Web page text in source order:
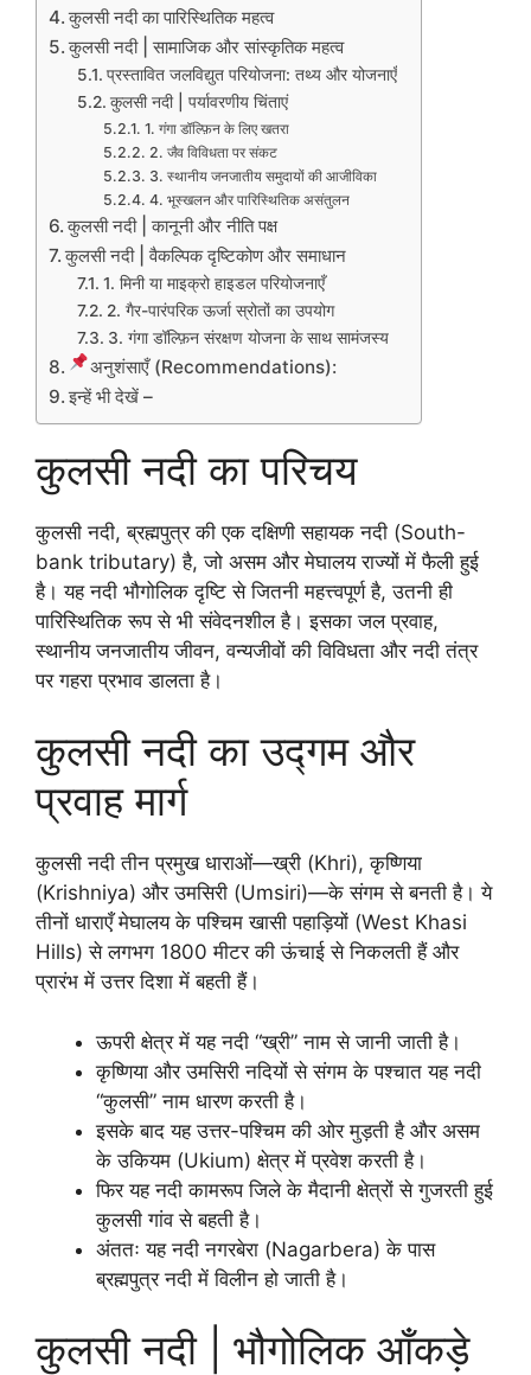
कुलसी नदी का पारिस्थितिक महत्व
कुलसी नदी | सामाजिक और सांस्कृतिक महत्व
प्रस्तावित जलविद्युत परियोजना: तथ्य और योजनाएँ
कुलसी नदी | पर्यावरणीय चिंताएं
1. गंगा डॉल्फ़िन के लिए खतरा
2. जैव विविधता पर संकट
3. स्थानीय जनजातीय समुदायों की आजीविका
4. भूस्खलन और पारिस्थितिक असंतुलन
कुलसी नदी | कानूनी और नीति पक्ष
कुलसी नदी | वैकल्पिक दृष्टिकोण और समाधान
1. मिनी या माइक्रो हाइडल परियोजनाएँ
2. गैर-पारंपरिक ऊर्जा स्रोतों का उपयोग
3. गंगा डॉल्फ़िन संरक्षण योजना के साथ सामंजस्य
अनुशंसाएँ (Recommendations):
इन्हें भी देखें –
कुलसी नदी का परिचय
कुलसी नदी, ब्रह्मपुत्र की एक दक्षिणी सहायक नदी (South-
bank tributary) है, जो असम और मेघालय राज्यों में फैली हुई
है। यह नदी भौगोलिक दृष्टि से जितनी महत्त्वपूर्ण है, उतनी ही
पारिस्थितिक रूप से भी संवेदनशील है। इसका जल प्रवाह,
स्थानीय जनजातीय जीवन, वन्यजीवों की विविधता और नदी तंत्र
पर गहरा प्रभाव डालता है।
कुलसी नदी का उद्गम और
प्रवाह मार्ग
कुलसी नदी तीन प्रमुख धाराओं—ख्री (Khri), कृष्णिया
(Krishniya) और उमसिरी (Umsiri)—के संगम से बनती है। ये
तीनों धाराएँ मेघालय के पश्चिम खासी पहाड़ियों (West Khasi
Hills) से लगभग 1800 मीटर की ऊंचाई से निकलती हैं और
प्रारंभ में उत्तर दिशा में बहती हैं।
ऊपरी क्षेत्र में यह नदी “ख्री” नाम से जानी जाती है।
कृष्णिया और उमसिरी नदियों से संगम के पश्चात यह नदी
“कुलसी” नाम धारण करती है।
इसके बाद यह उत्तर-पश्चिम की ओर मुड़ती है और असम
के उकियम (Ukium) क्षेत्र में प्रवेश करती है।
फिर यह नदी कामरूप जिले के मैदानी क्षेत्रों से गुजरती हुई
कुलसी गांव से बहती है।
अंततः यह नदी नगरबेरा (Nagarbera) के पास
ब्रह्मपुत्र नदी में विलीन हो जाती है।
कुलसी नदी | भौगोलिक आँकड़े